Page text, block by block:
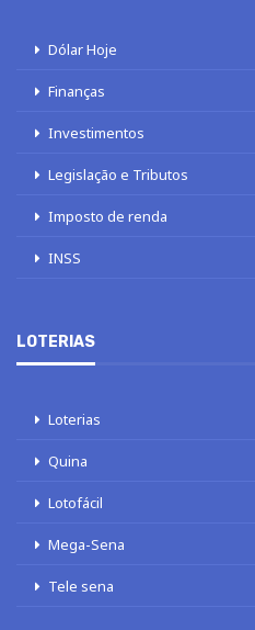
Dólar Hoje
Finanças
Investimentos
Legislação e Tributos
Imposto de renda
INSS
LOTERIAS
Loterias
Quina
Lotofácil
Mega-Sena
Tele sena